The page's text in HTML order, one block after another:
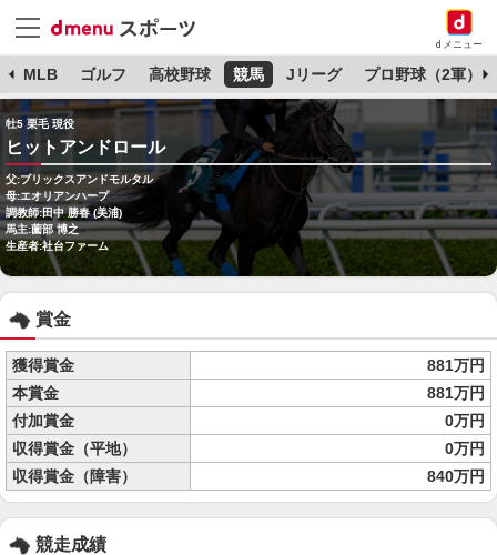
dメニュー
MLB ゴルフ 高校野球 競馬 Jリーグ プロ野球（2軍）
牡5 栗毛 現役
ヒットアンドロール
父:ブリックスアンドモルタル
母:エオリアンハープ
調教師:田中 勝春 (美浦)
馬主:薗部 博之
生産者:社台ファーム
賞金
獲得賞金
881万円
本賞金
881万円
付加賞金
0万円
収得賞金（平地）
0万円
収得賞金（障害）
840万円
競走成績